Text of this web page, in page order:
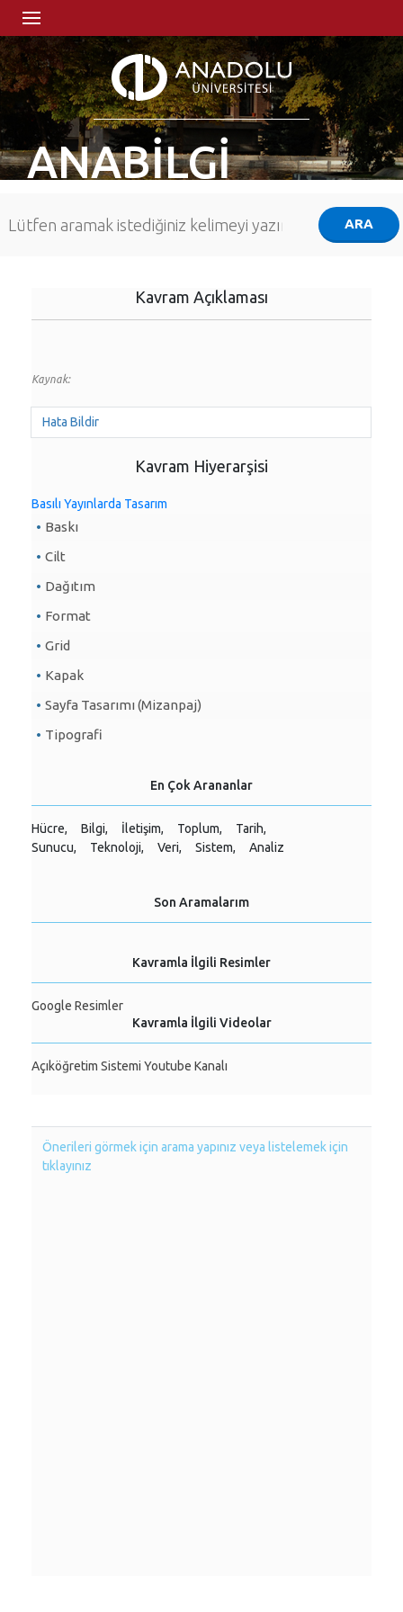
ANABİLGİ
Kavram Açıklaması
Kaynak:
Hata Bildir
Kavram Hiyerarşisi
Basılı Yayınlarda Tasarım
Baskı
Cilt
Dağıtım
Format
Grid
Kapak
Sayfa Tasarımı (Mizanpaj)
Tipografi
En Çok Arananlar
Hücre, Bilgi, İletişim, Toplum,
Tarih,
Sunucu,
Teknoloji, Veri, Sistem, Analiz
Son Aramalarım
Kavramla İlgili Resimler
Google Resimler
Kavramla İlgili Videolar
Açıköğretim Sistemi Youtube Kanalı
Önerileri görmek için arama yapınız veya listelemek için
tıklayınız